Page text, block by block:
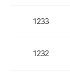
1233
1232